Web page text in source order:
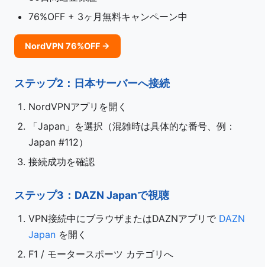
76%OFF + 3ヶ月無料キャンペーン中
NordVPN 76%OFF →
ステップ2：日本サーバーへ接続
NordVPNアプリを開く
「Japan」を選択（混雑時は具体的な番号、例：
Japan #112）
接続成功を確認
ステップ3：DAZN Japanで視聴
VPN接続中にブラウザまたはDAZNアプリで DAZN
Japan を開く
F1 / モータースポーツ カテゴリへ